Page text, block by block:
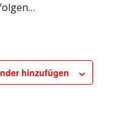
hinzufügen